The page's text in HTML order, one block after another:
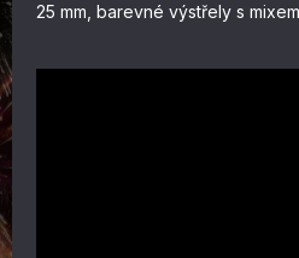
25 mm, barevné výstřely s